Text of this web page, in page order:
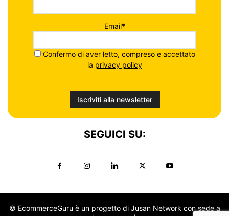
Email*
Confermo di aver letto, compreso e accettato
la privacy policy
SEGUICI SU:
© EcommerceGuru è un progetto di Jusan Network con sede a